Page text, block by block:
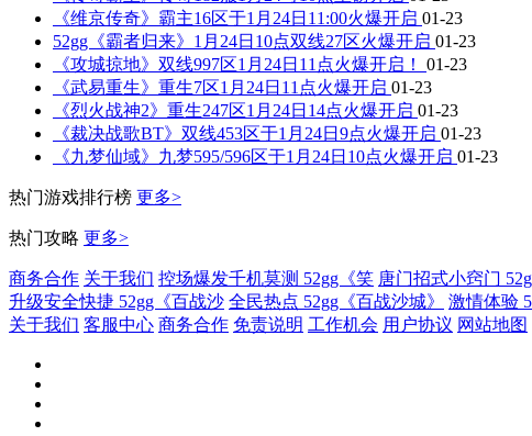
《维京传奇》霸主16区于1月24日11:00火爆开启 01-23
52gg《霸者归来》1月24日10点双线27区火爆开启 01-23
《攻城掠地》双线997区1月24日11点火爆开启！ 01-23
《武易重生》重生7区1月24日11点火爆开启 01-23
《烈火战神2》重生247区1月24日14点火爆开启 01-23
《裁决战歌BT》双线453区于1月24日9点火爆开启 01-23
《九梦仙域》九梦595/596区于1月24日10点火爆开启 01-23
热门游戏排行榜 更多>
热门攻略 更多>
商务合作 关于我们 控场爆发千机莫测 52gg《笑 唐门招式小窍门
升级安全快捷 52gg《百战沙 全民热点 52gg《百战沙城》 激情体验
关于我们 客服中心 商务合作 免责说明 工作机会 用户协议 网站地图